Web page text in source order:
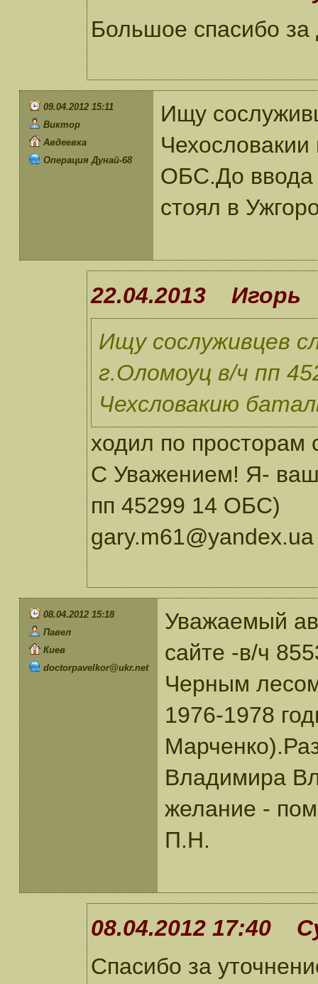
Большое спасибо
09.04.2012 15:11
Виктор
Авдеевка
Операция Дунай-68
Ищу
ОБС.До ввода
стоял в
22.04.2013 Игорь
Ищу сослуживцев
г.Оломоуц в/ч пп
Чехсловакию
ходил по просторам
С Уважением! Я- ваш
пп 45299 14 ОБС)
gary.m61@yandex.ua
08.04.2012 15:18
Павел
Киев
doctorpavelkor@ukr.net
Уважаемый
сайте -в/ч
Черным
1976-1978
Владимира
желание -
П.Н.
08.04.2012 17:40
Спасибо за